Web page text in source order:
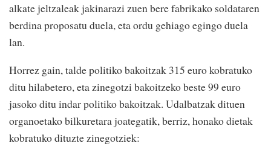
alkate jeltzaleak jakinarazi zuen bere fabrikako soldataren
berdina proposatu duela, eta ordu gehiago egingo duela
lan.
Horrez gain, talde politiko bakoitzak 315 euro kobratuko
ditu hilabetero, eta zinegotzi bakoitzeko beste 99 euro
jasoko ditu indar politiko bakoitzak. Udalbatzak dituen
organoetako bilkuretara joategatik, berriz, honako dietak
kobratuko dituzte zinegotziek: